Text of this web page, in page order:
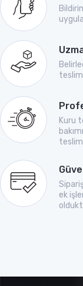
teslim
Kuru
teslim
ek